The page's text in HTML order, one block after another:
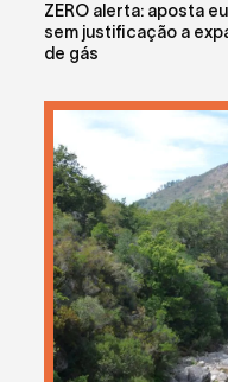
ZERO alerta: aposta
sem justificação a
de gás